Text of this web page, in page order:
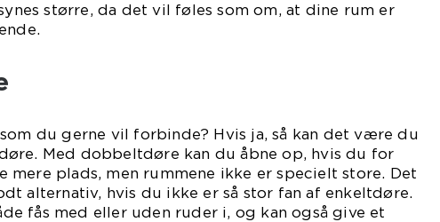
større, da det vil føles som om, at dine rum er
du gerne vil forbinde? Hvis ja, så kan det være du
Med dobbeltdøre kan du åbne op, hvis du for
mere plads, men rummene ikke er specielt store. Det
alternativ, hvis du ikke er så stor fan af enkeltdøre.
fås med eller uden ruder i, og kan også give et